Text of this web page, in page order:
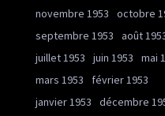
novembre 1953
octobre
septembre 1953
août
juillet 1953
juin 1953
mai
mars 1953
février 1953
janvier 1953
décembre